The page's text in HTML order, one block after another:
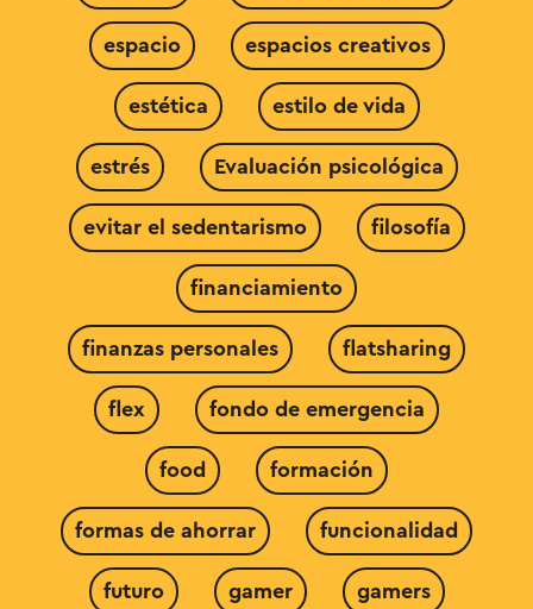
espacio espacios creativos
estética estilo de vida
estrés Evaluación psicológica
evitar el sedentarismo filosofía
financiamiento
finanzas personales flatsharing
flex fondo de emergencia
food formación
formas de ahorrar funcionalidad
futuro gamer gamers